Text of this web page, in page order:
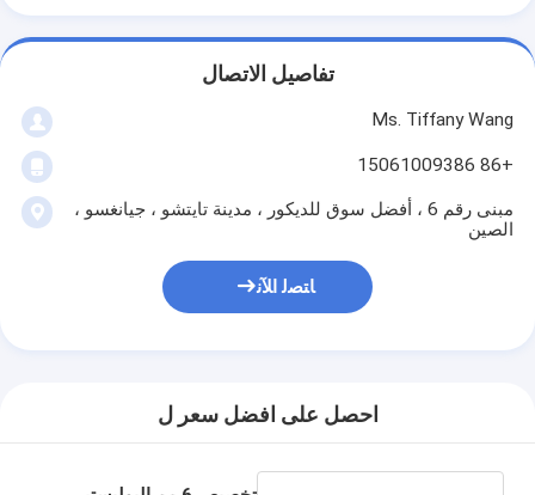
تفاصيل الاتصال
Ms. Tiffany Wang
+86 15061009386
مبنى رقم 6 ، أفضل سوق للديكور ، مدينة تايتشو ، جيانغسو ،
الصين
ﺎﺘﺼﻟ ﺍﻶﻧ
احصل على افضل سعر ل